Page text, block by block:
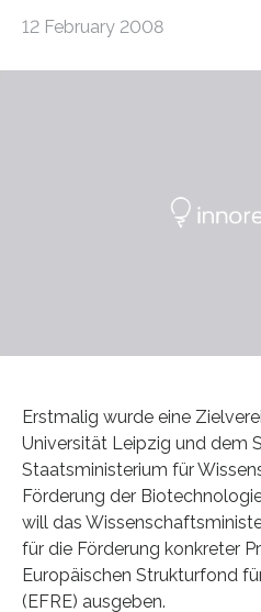
12 February 2008
Erstmalig wurde eine
Universität Leipzig und dem
Staatsministerium für
Förderung der
will das
für die Förderung konkreter
Europäischen Strukturfond
(EFRE) ausgeben.